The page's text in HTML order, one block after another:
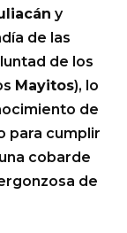
y
de las
de los
Mayitos), lo
de
para cumplir
cobarde
de